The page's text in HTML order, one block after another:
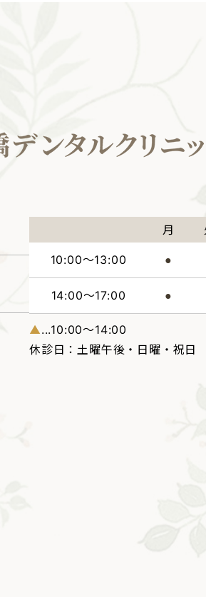
月
10:00～13:00 ●
14:00～17:00 ●
▲...10:00～14:00
休診日：土曜午後・日曜・祝日